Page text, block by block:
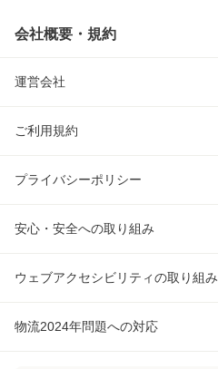
会社概要・規約
運営会社
ご利用規約
プライバシーポリシー
安心・安全への取り組み
ウェブアクセシビリティの取り組み
物流2024年問題への対応